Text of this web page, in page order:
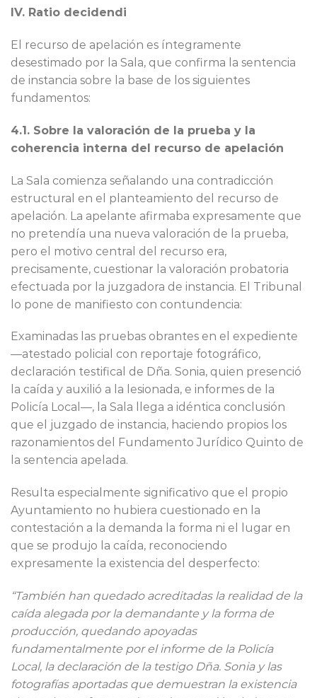
IV. Ratio decidendi
El recurso de apelación es íntegramente
desestimado por la Sala, que confirma la sentencia
de instancia sobre la base de los siguientes
fundamentos:
4.1. Sobre la valoración de la prueba y la
coherencia interna del recurso de apelación
La Sala comienza señalando una contradicción
estructural en el planteamiento del recurso de
apelación. La apelante afirmaba expresamente que
no pretendía una nueva valoración de la prueba,
pero el motivo central del recurso era,
precisamente, cuestionar la valoración probatoria
efectuada por la juzgadora de instancia. El Tribunal
lo pone de manifiesto con contundencia:
Examinadas las pruebas obrantes en el expediente
—atestado policial con reportaje fotográfico,
declaración testifical de Dña. Sonia, quien presenció
la caída y auxilió a la lesionada, e informes de la
Policía Local—, la Sala llega a idéntica conclusión
que el juzgado de instancia, haciendo propios los
razonamientos del Fundamento Jurídico Quinto de
la sentencia apelada.
Resulta especialmente significativo que el propio
Ayuntamiento no hubiera cuestionado en la
contestación a la demanda la forma ni el lugar en
que se produjo la caída, reconociendo
expresamente la existencia del desperfecto:
“También han quedado acreditadas la realidad de la
caída alegada por la demandante y la forma de
producción, quedando apoyadas
fundamentalmente por el informe de la Policía
Local, la declaración de la testigo Dña. Sonia y las
fotografías aportadas que demuestran la existencia